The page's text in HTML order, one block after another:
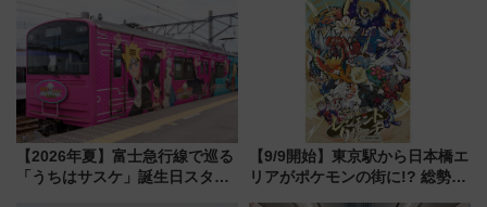
を満喫しよう
【2026年夏】富士急行線で巡る
「うちはサスケ」誕生日スタン
【9/9開始】東京駅から日本橋エ
リアがポケモンの街に!? 総勢